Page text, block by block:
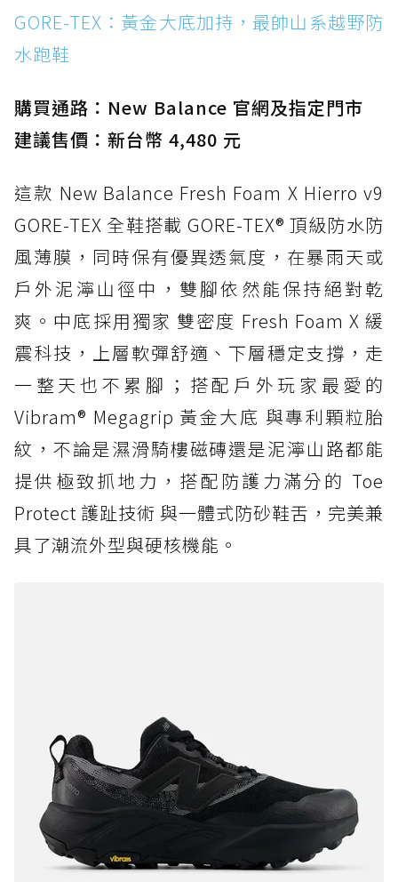
異大底與全防水厚底健走鞋
防水鞋推薦 15. Brooks Cascadia 19 GTX：注
GORE-TEX：黃金大底加持，最帥山系越野防
水跑鞋
購買通路：New Balance 官網及指定門市
建議售價：新台幣 4,480 元
這款 New Balance Fresh Foam X Hierro v9
GORE-TEX 全鞋搭載 GORE-TEX® 頂級防水防
風薄膜，同時保有優異透氣度，在暴雨天或
戶外泥濘山徑中，雙腳依然能保持絕對乾
爽。中底採用獨家 雙密度 Fresh Foam X 緩
震科技，上層軟彈舒適、下層穩定支撐，走
一整天也不累腳；搭配戶外玩家最愛的
Vibram® Megagrip 黃金大底 與專利顆粒胎
紋，不論是濕滑騎樓磁磚還是泥濘山路都能
提供極致抓地力，搭配防護力滿分的 Toe
Protect 護趾技術 與一體式防砂鞋舌，完美兼
具了潮流外型與硬核機能。